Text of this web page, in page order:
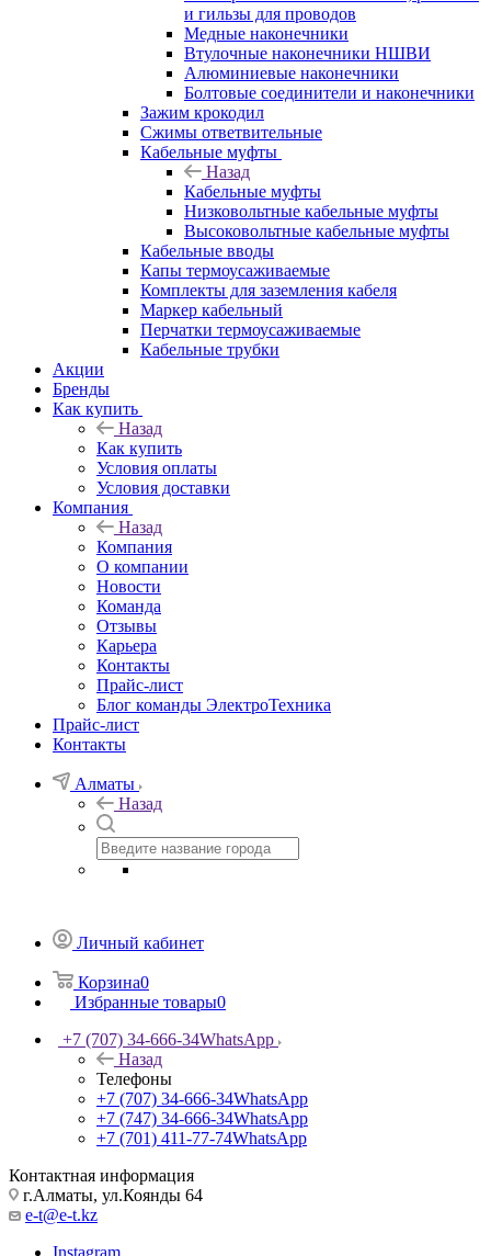
и гильзы для проводов
Медные наконечники
Втулочные наконечники НШВИ
Алюминиевые наконечники
Болтовые соединители и наконечники
Зажим крокодил
Сжимы ответвительные
Кабельные муфты
Назад
Кабельные муфты
Низковольтные кабельные муфты
Высоковольтные кабельные муфты
Кабельные вводы
Капы термоусаживаемые
Комплекты для заземления кабеля
Маркер кабельный
Перчатки термоусаживаемые
Кабельные трубки
Акции
Бренды
Как купить
Назад
Как купить
Условия оплаты
Условия доставки
Компания
Назад
Компания
О компании
Новости
Команда
Отзывы
Карьера
Контакты
Прайс-лист
Блог команды ЭлектроТехника
Прайс-лист
Контакты
Алматы
Назад
Личный кабинет
Корзина0
Избранные товары0
+7 (707) 34-666-34WhatsApp
Назад
Телефоны
+7 (707) 34-666-34WhatsApp
+7 (747) 34-666-34WhatsApp
+7 (701) 411-77-74WhatsApp
Контактная информация
г.Алматы, ул.Коянды 64
e-t@e-t.kz
Instagram